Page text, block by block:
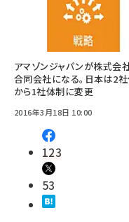
アマゾンジャパンが株式会
合同会社になる。日本は2
から1社体制に変更
2016年3月18日 10:00
123
53